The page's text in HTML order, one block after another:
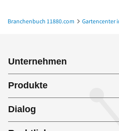
Branchenbuch 11880.com Gartencenter
Unternehmen
Produkte
Dialog